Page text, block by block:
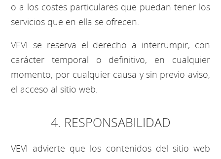
o a los costes particulares que puedan tener los
servicios que en ella se ofrecen.
VEVI se reserva el derecho a interrumpir, con
carácter temporal o definitivo, en cualquier
momento, por cualquier causa y sin previo aviso,
el acceso al sitio web.
4. RESPONSABILIDAD
VEVI advierte que los contenidos del sitio web